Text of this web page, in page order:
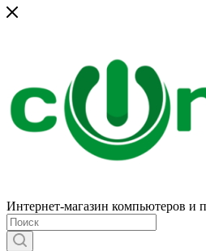
Интернет-магазин компьютеров и